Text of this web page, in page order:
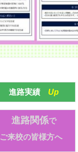
進路実績 Up
進路関係で
ご来校の皆様方へ